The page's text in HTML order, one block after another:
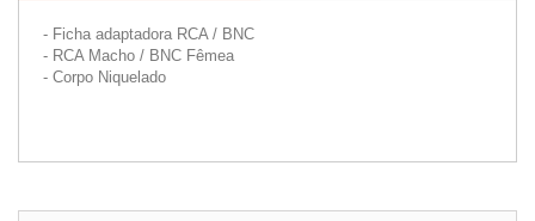
- Ficha adaptadora RCA / BNC
- RCA Macho / BNC Fêmea
- Corpo Niquelado